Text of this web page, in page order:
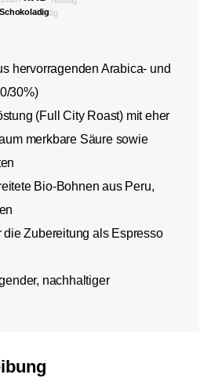
hervorragenden Arabica- und
30%)
(Full City Roast) mit eher
merkbare Säure sowie
Bio-Bohnen aus Peru,
die Zubereitung als Espresso
nachhaltiger